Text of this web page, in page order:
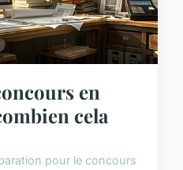
en
cela
pour le concours